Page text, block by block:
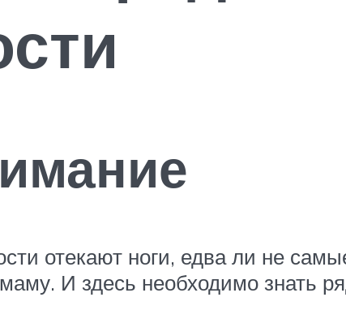
отекают ноги, едва ли не
И здесь необходимо знать